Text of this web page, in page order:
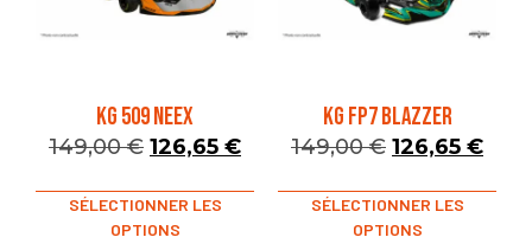
KG 509 NEEX
149,00€ 126,65 €
SÉLECTIONNER LES
OPTIONS
KG FP7 BLAZZER
149,00€ 126,65 €
SÉLECTIONNER LES
OPTIONS